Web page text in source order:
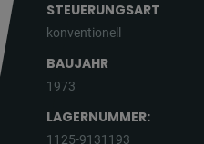
STEUERUNGSART
konventionell
BAUJAHR
1973
LAGERNUMMER:
1125-9131193